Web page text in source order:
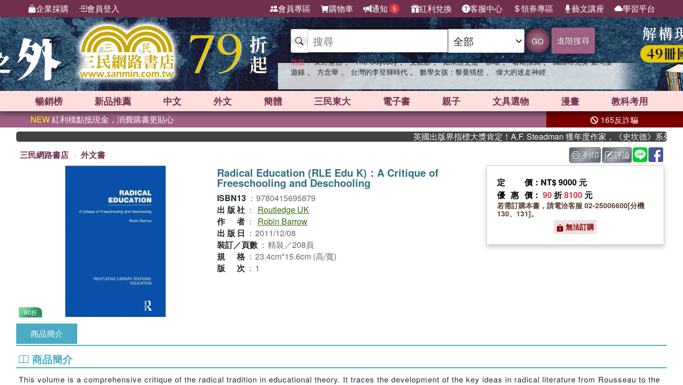
企業採購 會員登入 會員專區 購物車 通知 5 紅利兌換 客服中心 領券專區 藝文講座 學習平台
GO 進階搜尋
熱搜： 東野圭吾 、 The Odyssey 、 父親節 、 如果歷史是一群喵 、 暑期推薦 、 國際布克獎 臺灣漫
遊錄 、 方念華 、 台灣的李登輝時代 、 數學女孩：黎曼猜想 、 偉大的迷走神經
暢銷榜 新品推薦 中文 外文 簡體 三民東大 電子書 親子 文具選物 漫畫 教科考用
NEW紅利積點抵現金，消費購書更貼心 165反詐騙
英國出版界指標大獎肯定！A.F. Steadman 獲年度作家，《史坎德》系列帶你
三民網路書店
外文書 列印 評論
90折
Radical Education (RLE Edu K)：A Critique of
Freeschooling and Deschooling
ISBN13 ： 9780415695879
出版社 ：
Routledge UK
作者 ：
Robin Barrow
出版日 ： 2011/12/08
裝訂／頁數 ： 精裝／208頁
規格 ： 23.4cm*15.6cm (高/寬)
版次 ： 1
定價 ：NT$ 9000 元
優惠價 ： 90折8100 元
若需訂購本書，請電洽客服 02-25006600[分機
130、131]。
無法訂購
商品簡介
商品簡介
This volume is a comprehensive critique of the radical tradition in educational theory. It traces the development of the key ideas in radical literature from Rousseau to the